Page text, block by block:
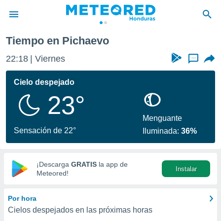
de
ha sido
calidad.
a este
las
y
digital
basada
Tiempo en Pichaevo
22:18 Viernes ...
Cielo despejado
23°
Sensación de 22°
Menguante
Iluminada:36%
¡Descarga GRATIS la app de
Meteored!
Instalar
Por hora
Cielos despejados en las próximas horas